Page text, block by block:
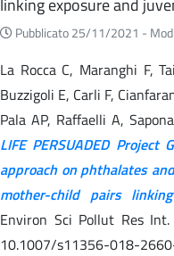
Pubblicato 25/11/2021 -
La Rocca C, Maranghi F,
Buzzigoli E, Carli F,
Pala AP, Raffaelli A,
LIFE PERSUADED Project
approach on phthalates
mother-child pairs
Environ Sci Pollut Res
10.1007/s11356-018-